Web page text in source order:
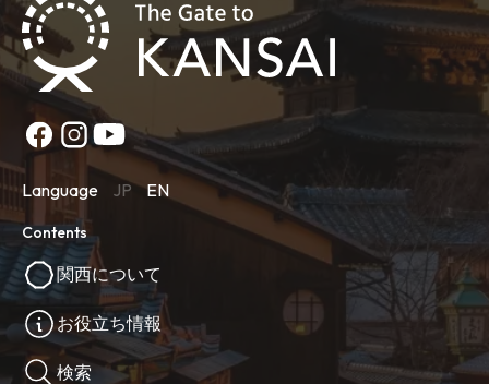
Language JP EN
Contents
関西について
お役立ち情報
検索